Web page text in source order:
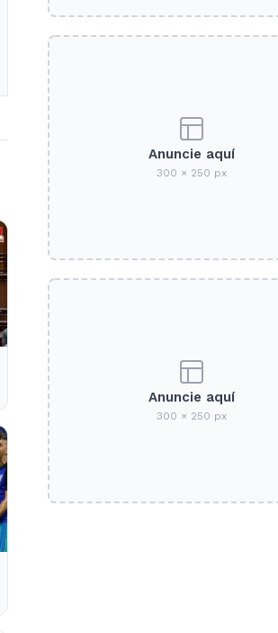
Anuncie aquí
300 × 250 px
Anuncie aquí
300 × 250 px